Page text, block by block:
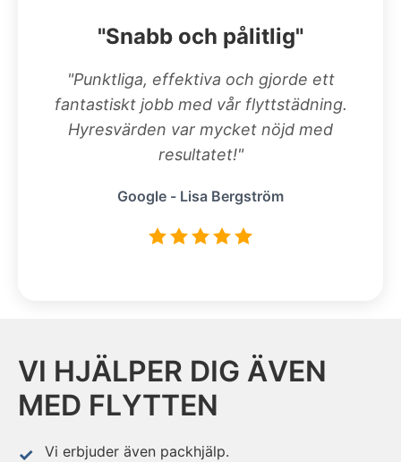
"Snabb och pålitlig"
"Punktliga, effektiva och gjorde ett
fantastiskt jobb med vår flyttstädning.
Hyresvärden var mycket nöjd med
resultatet!"
Google - Lisa Bergström
VI HJÄLPER DIG ÄVEN
MED FLYTTEN
Vi erbjuder även packhjälp.